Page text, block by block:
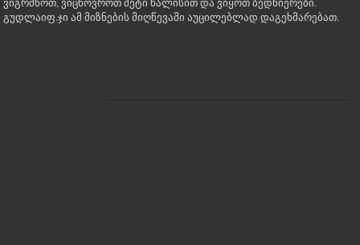
გუდლაიფ.ჯი ამ მიზნების მიღწევაში აუცილებლად დაგეხმარებათ.